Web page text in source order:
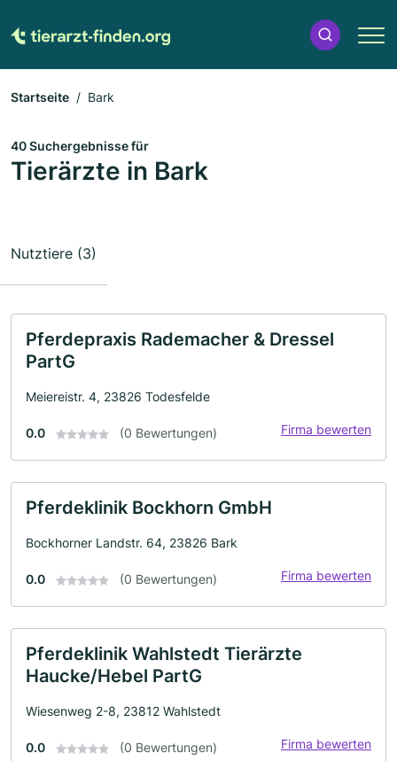
Startseite Bark
40 Suchergebnisse für
Tierärzte in Bark
Nutztiere (3)
Pferdepraxis Rademacher & Dressel
PartG
Meiereistr. 4, 23826 Todesfelde
0.0 (0 Bewertungen) Firma bewerten
Pferdeklinik Bockhorn GmbH
Bockhorner Landstr. 64, 23826 Bark
0.0 (0 Bewertungen) Firma bewerten
Pferdeklinik Wahlstedt Tierärzte
Haucke/Hebel PartG
Wiesenweg 2-8, 23812 Wahlstedt
0.0 (0 Bewertungen) Firma bewerten